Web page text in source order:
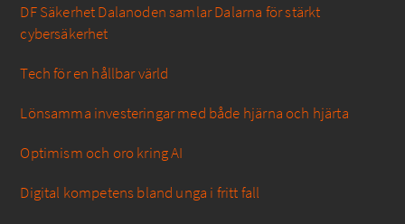
DF Säkerhet Dalanoden samlar Dalarna för stärkt
cybersäkerhet
Tech för en hållbar värld
Lönsamma investeringar med både hjärna och hjärta
Optimism och oro kring AI
Digital kompetens bland unga i fritt fall